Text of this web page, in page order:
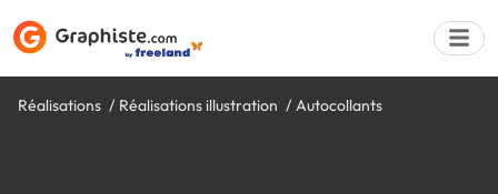
Réalisations Réalisations illustration Autocollants